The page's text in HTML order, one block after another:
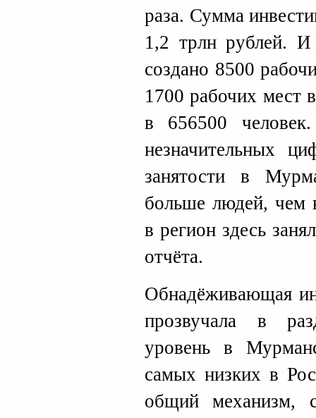
раза. Сумма
1,2 трлн рублей.
создано 8500
1700 рабочих мест
в 656500
незначительных
занятости в
больше людей, чем
в регион здесь
отчёта.
Обнадёживающая
прозвучала в
уровень в
самых низких в
общий механизм,